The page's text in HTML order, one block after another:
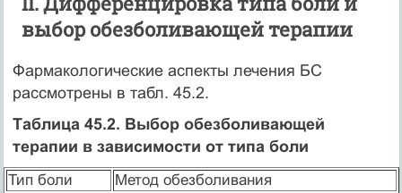
выбор обезболивающей терапии
Фармакологические аспекты лечения БС
рассмотрены в табл. 45.2.
Таблица 45.2. Выбор обезболивающей
терапии в зависимости от типа боли
Тип боли Метод обезболивания